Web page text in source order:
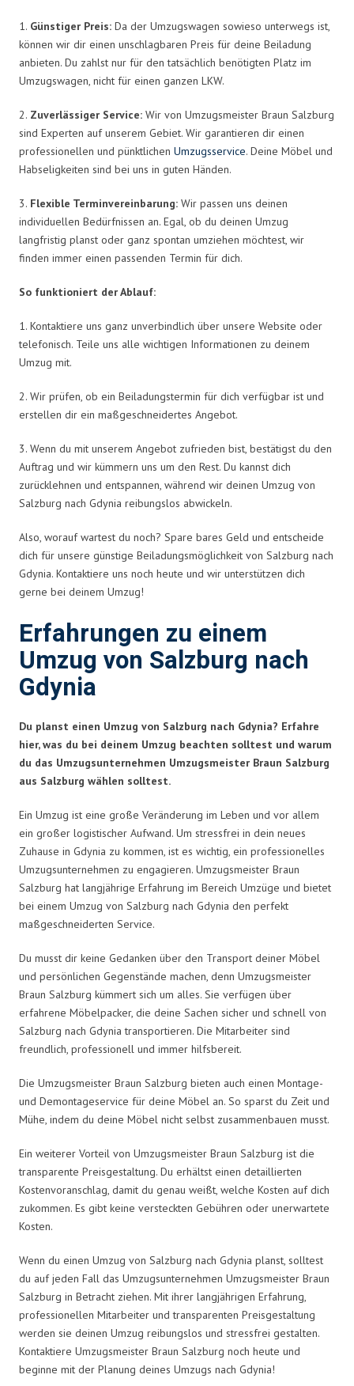
1. Günstiger Preis: Da der Umzugswagen sowieso unterwegs ist,
können wir dir einen unschlagbaren Preis für deine Beiladung
anbieten. Du zahlst nur für den tatsächlich benötigten Platz im
Umzugswagen, nicht für einen ganzen LKW.
2. Zuverlässiger Service: Wir von Umzugsmeister Braun Salzburg
sind Experten auf unserem Gebiet. Wir garantieren dir einen
professionellen und pünktlichen Umzugsservice. Deine Möbel und
Habseligkeiten sind bei uns in guten Händen.
3. Flexible Terminvereinbarung: Wir passen uns deinen
individuellen Bedürfnissen an. Egal, ob du deinen Umzug
langfristig planst oder ganz spontan umziehen möchtest, wir
finden immer einen passenden Termin für dich.
So funktioniert der Ablauf:
1. Kontaktiere uns ganz unverbindlich über unsere Website oder
telefonisch. Teile uns alle wichtigen Informationen zu deinem
Umzug mit.
2. Wir prüfen, ob ein Beiladungstermin für dich verfügbar ist und
erstellen dir ein maßgeschneidertes Angebot.
3. Wenn du mit unserem Angebot zufrieden bist, bestätigst du den
Auftrag und wir kümmern uns um den Rest. Du kannst dich
zurücklehnen und entspannen, während wir deinen Umzug von
Salzburg nach Gdynia reibungslos abwickeln.
Also, worauf wartest du noch? Spare bares Geld und entscheide
dich für unsere günstige Beiladungsmöglichkeit von Salzburg nach
Gdynia. Kontaktiere uns noch heute und wir unterstützen dich
gerne bei deinem Umzug!
Erfahrungen zu einem
Umzug von Salzburg nach
Gdynia
Du planst einen Umzug von Salzburg nach Gdynia? Erfahre
hier, was du bei deinem Umzug beachten solltest und warum
du das Umzugsunternehmen Umzugsmeister Braun Salzburg
aus Salzburg wählen solltest.
Ein Umzug ist eine große Veränderung im Leben und vor allem
ein großer logistischer Aufwand. Um stressfrei in dein neues
Zuhause in Gdynia zu kommen, ist es wichtig, ein professionelles
Umzugsunternehmen zu engagieren. Umzugsmeister Braun
Salzburg hat langjährige Erfahrung im Bereich Umzüge und bietet
bei einem Umzug von Salzburg nach Gdynia den perfekt
maßgeschneiderten Service.
Du musst dir keine Gedanken über den Transport deiner Möbel
und persönlichen Gegenstände machen, denn Umzugsmeister
Braun Salzburg kümmert sich um alles. Sie verfügen über
erfahrene Möbelpacker, die deine Sachen sicher und schnell von
Salzburg nach Gdynia transportieren. Die Mitarbeiter sind
freundlich, professionell und immer hilfsbereit.
Die Umzugsmeister Braun Salzburg bieten auch einen Montage-
und Demontageservice für deine Möbel an. So sparst du Zeit und
Mühe, indem du deine Möbel nicht selbst zusammenbauen musst.
Ein weiterer Vorteil von Umzugsmeister Braun Salzburg ist die
transparente Preisgestaltung. Du erhältst einen detaillierten
Kostenvoranschlag, damit du genau weißt, welche Kosten auf dich
zukommen. Es gibt keine versteckten Gebühren oder unerwartete
Kosten.
Wenn du einen Umzug von Salzburg nach Gdynia planst, solltest
du auf jeden Fall das Umzugsunternehmen Umzugsmeister Braun
Salzburg in Betracht ziehen. Mit ihrer langjährigen Erfahrung,
professionellen Mitarbeiter und transparenten Preisgestaltung
werden sie deinen Umzug reibungslos und stressfrei gestalten.
Kontaktiere Umzugsmeister Braun Salzburg noch heute und
beginne mit der Planung deines Umzugs nach Gdynia!